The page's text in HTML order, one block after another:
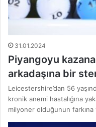
31.01.2024
Piyangoyu
arkadaşına bir
Leicestershire’dan 56
kronik anemi hastalığına
milyoner olduğunun farkına